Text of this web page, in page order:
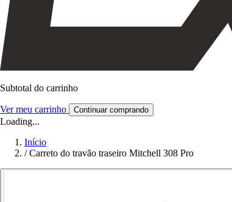
Subtotal do carrinho
Ver meu carrinho Continuar comprando
Loading...
Início
/ Carreto do travão traseiro Mitchell 308 Pro